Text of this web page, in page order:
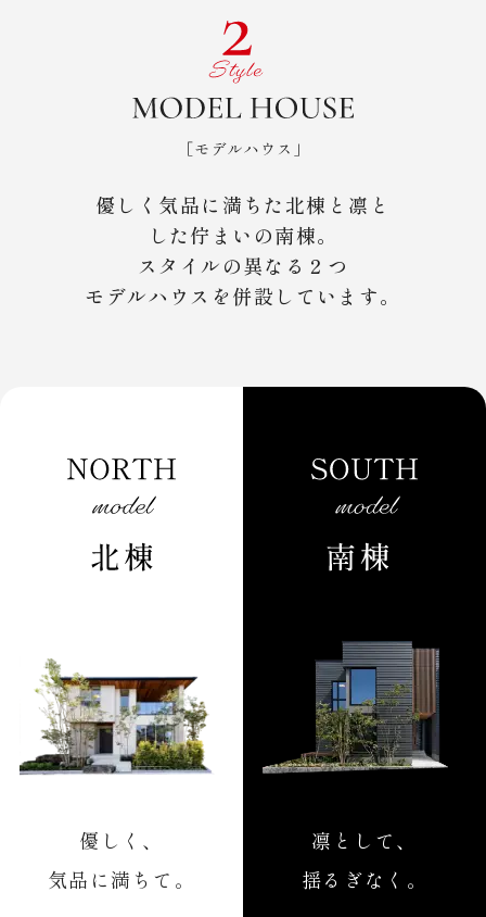
優しく気品に満ちた北棟と凛と
した佇まいの南棟。
スタイルの異なる２つ
モデルハウスを併設しています。
優しく、
気品に満ちて。
凛として、
揺るぎなく。